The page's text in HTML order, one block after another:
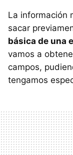
La información
sacar
básica de una
vamos a
campos,
tengamos